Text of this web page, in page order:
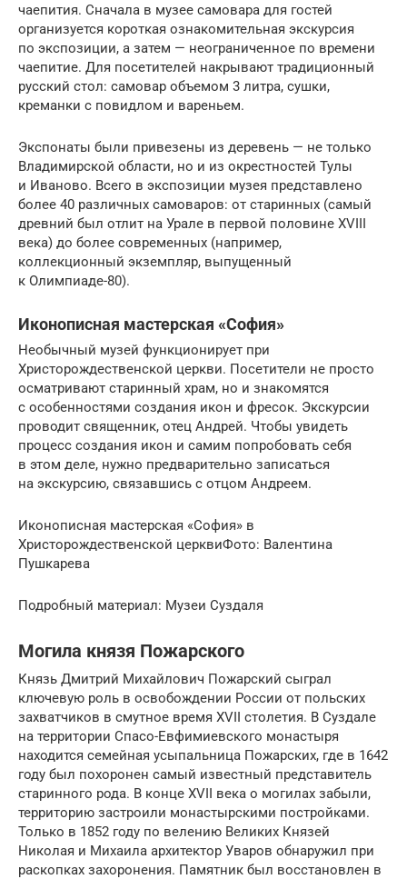
чаепития. Сначала в музее самовара для гостей
организуется короткая ознакомительная экскурсия
по экспозиции, а затем — неограниченное по времени
чаепитие. Для посетителей накрывают традиционный
русский стол: самовар объемом 3 литра, сушки,
креманки с повидлом и вареньем.
Экспонаты были привезены из деревень — не только
Владимирской области, но и из окрестностей Тулы
и Иваново. Всего в экспозиции музея представлено
более 40 различных самоваров: от старинных (самый
древний был отлит на Урале в первой половине XVIII
века) до более современных (например,
коллекционный экземпляр, выпущенный
к Олимпиаде-80).
Иконописная мастерская «София»
Необычный музей функционирует при
Христорождественской церкви. Посетители не просто
осматривают старинный храм, но и знакомятся
с особенностями создания икон и фресок. Экскурсии
проводит священник, отец Андрей. Чтобы увидеть
процесс создания икон и самим попробовать себя
в этом деле, нужно предварительно записаться
на экскурсию, связавшись с отцом Андреем.
Иконописная мастерская «София» в
Христорождественской церквиФото: Валентина
Пушкарева
Подробный материал: Музеи Суздаля
Могила князя Пожарского
Князь Дмитрий Михайлович Пожарский сыграл
ключевую роль в освобождении России от польских
захватчиков в смутное время XVII столетия. В Суздале
на территории Спасо-Евфимиевского монастыря
находится семейная усыпальница Пожарских, где в 1642
году был похоронен самый известный представитель
старинного рода. В конце XVII века о могилах забыли,
территорию застроили монастырскими постройками.
Только в 1852 году по велению Великих Князей
Николая и Михаила архитектор Уваров обнаружил при
раскопках захоронения. Памятник был восстановлен в